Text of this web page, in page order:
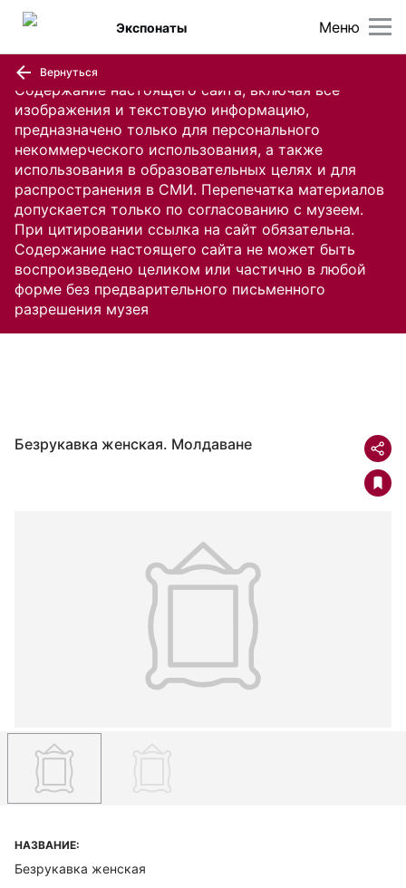
Содержание настоящего сайта, включая все
изображения и текстовую информацию,
предназначено только для персонального
некоммерческого использования, а также
использования в образовательных целях и для
распространения в СМИ. Перепечатка материалов
допускается только по согласованию с музеем.
При цитировании ссылка на сайт обязательна.
Содержание настоящего сайта не может быть
воспроизведено целиком или частично в любой
форме без предварительного письменного
разрешения музея
Меню
Экспонаты
Вернуться
Безрукавка женская. Молдаване
НАЗВАНИЕ:
Безрукавка женская